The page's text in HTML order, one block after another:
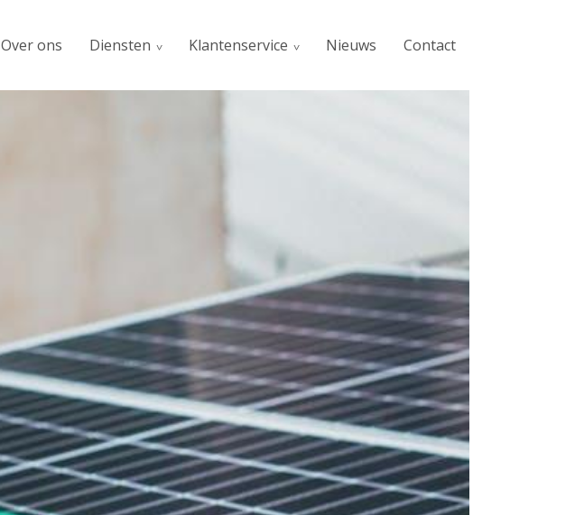
Over ons Diensten Klantenservice Nieuws Contact